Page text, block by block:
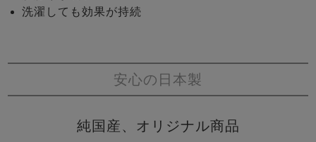
洗濯しても効果が持続
安心の日本製
純国産、オリジナル商品